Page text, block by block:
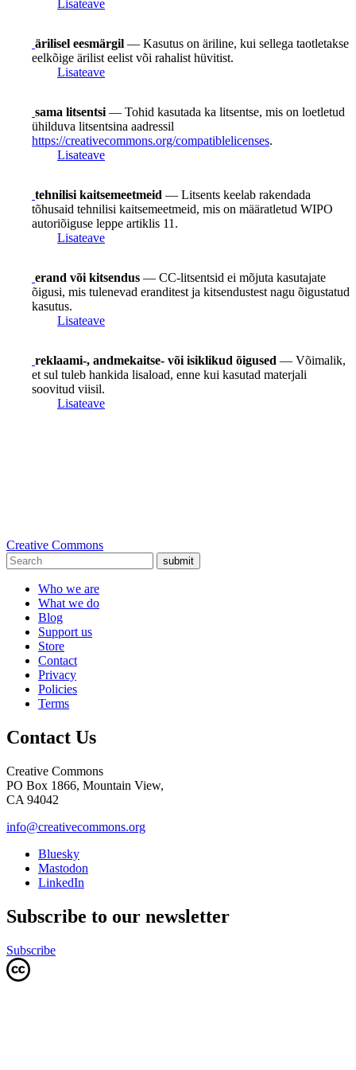
Lisateave
ärilisel eesmärgil — Kasutus on äriline, kui sellega taotletakse
eelkõige ärilist eelist või rahalist hüvitist.
Lisateave
sama litsentsi — Tohid kasutada ka litsentse, mis on loetletud
ühilduva litsentsina aadressil
https://creativecommons.org/compatiblelicenses.
Lisateave
tehnilisi kaitsemeetmeid — Litsents keelab rakendada
tõhusaid tehnilisi kaitsemeetmeid, mis on määratletud WIPO
autoriõiguse leppe artiklis 11.
Lisateave
erand või kitsendus — CC-litsentsid ei mõjuta kasutajate
õigusi, mis tulenevad eranditest ja kitsendustest nagu õigustatud
kasutus.
Lisateave
reklaami-, andmekaitse- või isiklikud õigused — Võimalik,
et sul tuleb hankida lisaload, enne kui kasutad materjali
soovitud viisil.
Lisateave
Creative Commons
submit
Who we are
What we do
Blog
Support us
Store
Contact
Privacy
Policies
Terms
Contact Us
Creative Commons
PO Box 1866, Mountain View,
CA 94042
info@creativecommons.org
Bluesky
Mastodon
LinkedIn
Subscribe to our newsletter
Subscribe